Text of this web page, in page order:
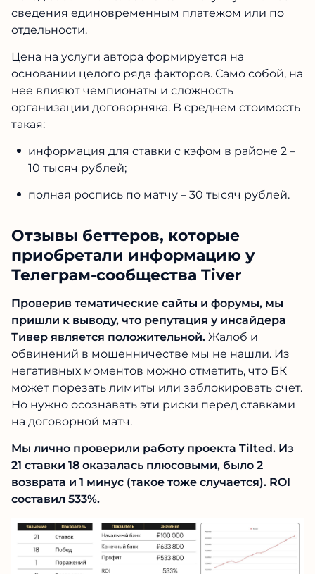
сведения единовременным платежом или по
отдельности.
Цена на услуги автора формируется на
основании целого ряда факторов. Само собой, на
нее влияют чемпионаты и сложность
организации договорняка. В среднем стоимость
такая:
информация для ставки с кэфом в районе 2 –
10 тысяч рублей;
полная роспись по матчу – 30 тысяч рублей.
Отзывы беттеров, которые
приобретали информацию у
Телеграм-сообщества Tiver
Проверив тематические сайты и форумы, мы
пришли к выводу, что репутация у инсайдера
Тивер является положительной. Жалоб и
обвинений в мошенничестве мы не нашли. Из
негативных моментов можно отметить, что БК
может порезать лимиты или заблокировать счет.
Но нужно осознавать эти риски перед ставками
на договорной матч.
Мы лично проверили работу проекта Tilted. Из
21 ставки 18 оказалась плюсовыми, было 2
возврата и 1 минус (такое тоже случается). ROI
составил 533%.